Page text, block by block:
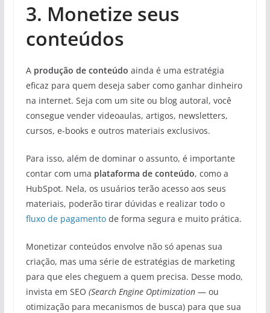
3. Monetize seus
conteúdos
A produção de conteúdo ainda é uma estratégia
eficaz para quem deseja saber como ganhar dinheiro
na internet. Seja com um site ou blog autoral, você
consegue vender videoaulas, artigos, newsletters,
cursos, e-books e outros materiais exclusivos.
Para isso, além de dominar o assunto, é importante
contar com uma plataforma de conteúdo, como a
HubSpot. Nela, os usuários terão acesso aos seus
materiais, poderão tirar dúvidas e realizar todo o
fluxo de pagamentode forma segura e muito prática.
Monetizar conteúdos envolve não só apenas sua
criação, mas uma série de estratégias de marketing
para que eles cheguem a quem precisa. Desse modo,
invista em SEO (Search Engine Optimization— ou
otimização para mecanismos de busca) para que sua